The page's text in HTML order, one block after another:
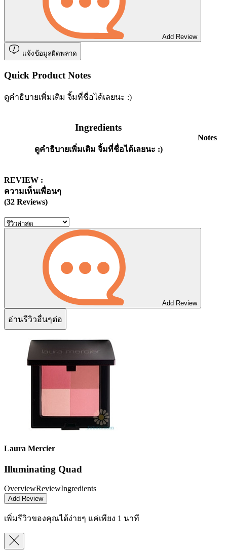
Add Review
แจ้งข้อมูลผิดพลาด
Quick Product Notes
ดูคำธิบายเพิ่มเติม จิ้มที่ชื่อได้เลยนะ :)
Ingredients
ดูคำธิบายเพิ่มเติม จิ้มที่ชื่อได้เลยนะ :)
Notes
REVIEW :
ความเห็นเพื่อนๆ
(32 Reviews)
Add Review
อ่านรีวิวอื่นๆต่อ
Laura Mercier
Illuminating Quad
OverviewReviewIngredients
Add Review
เพิ่มรีวิวของคุณได้ง่ายๆ แค่เพียง 1 นาที